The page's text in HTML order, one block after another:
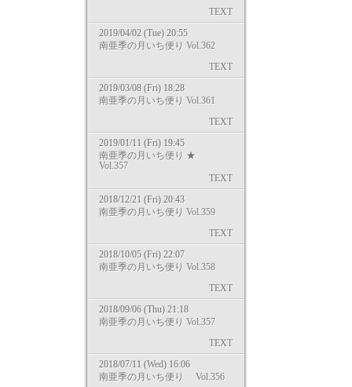
TEXT
2019/04/02 (Tue) 20:55
南亜季の月いち便り Vol.362
TEXT
2019/03/08 (Fri) 18:28
南亜季の月いち便り Vol.361
TEXT
2019/01/11 (Fri) 19:45
南亜季の月いち便り ★
Vol.357
TEXT
2018/12/21 (Fri) 20:43
南亜季の月いち便り Vol.359
TEXT
2018/10/05 (Fri) 22:07
南亜季の月いち便り Vol.358
TEXT
2018/09/06 (Thu) 21:18
南亜季の月いち便り Vol.357
TEXT
2018/07/11 (Wed) 16:06
南亜季の月いち便り Vol.356